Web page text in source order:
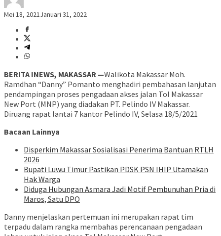
Mei 18, 2021Januari 31, 2022
BERITA INEWS, MAKASSAR —Walikota Makassar Moh.
Ramdhan “Danny” Pomanto menghadiri pembahasan lanjutan
pendampingan proses pengadaan akses jalan Tol Makassar
New Port (MNP) yang diadakan PT. Pelindo IV Makassar.
Diruang rapat lantai 7 kantor Pelindo IV, Selasa 18/5/2021
Bacaan Lainnya
Disperkim Makassar Sosialisasi Penerima Bantuan RTLH
2026
Bupati Luwu Timur Pastikan PDSK PSN IHIP Utamakan
Hak Warga
Diduga Hubungan Asmara Jadi Motif Pembunuhan Pria di
Maros, Satu DPO
Danny menjelaskan pertemuan ini merupakan rapat tim
terpadu dalam rangka membahas perencanaan pengadaan